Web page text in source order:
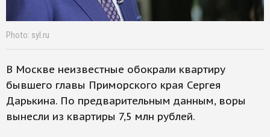
Photo: syl.ru
В Москве неизвестные обокрали квартиру
бывшего главы Приморского края Сергея
Дарькина. По предварительным данным, воры
вынесли из квартиры 7,5 млн рублей.